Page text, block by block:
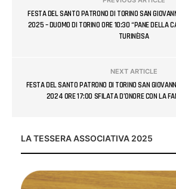
FESTA DEL SANTO PATRONO DI TORINO SAN
2025 – DUOMO DI TORINO ORE 10:30 “PANE DELLA
TURINÈISA
NEXT ARTICLE
FESTA DEL SANTO PATRONO DI TORINO SAN
2024 ORE 17:00 SFILATA D’ONORE CON LA
LA TESSERA ASSOCIATIVA 2025